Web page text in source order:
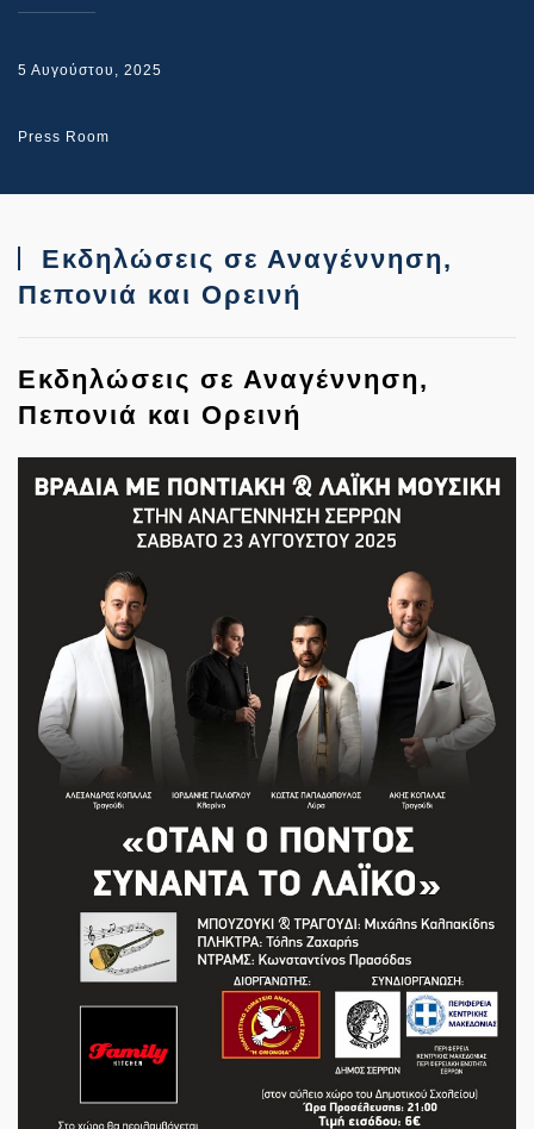
5 Αυγούστου, 2025
Press Room
Εκδηλώσεις σε Αναγέννηση,
Πεπονιά και Ορεινή
Εκδηλώσεις σε Αναγέννηση,
Πεπονιά και Ορεινή